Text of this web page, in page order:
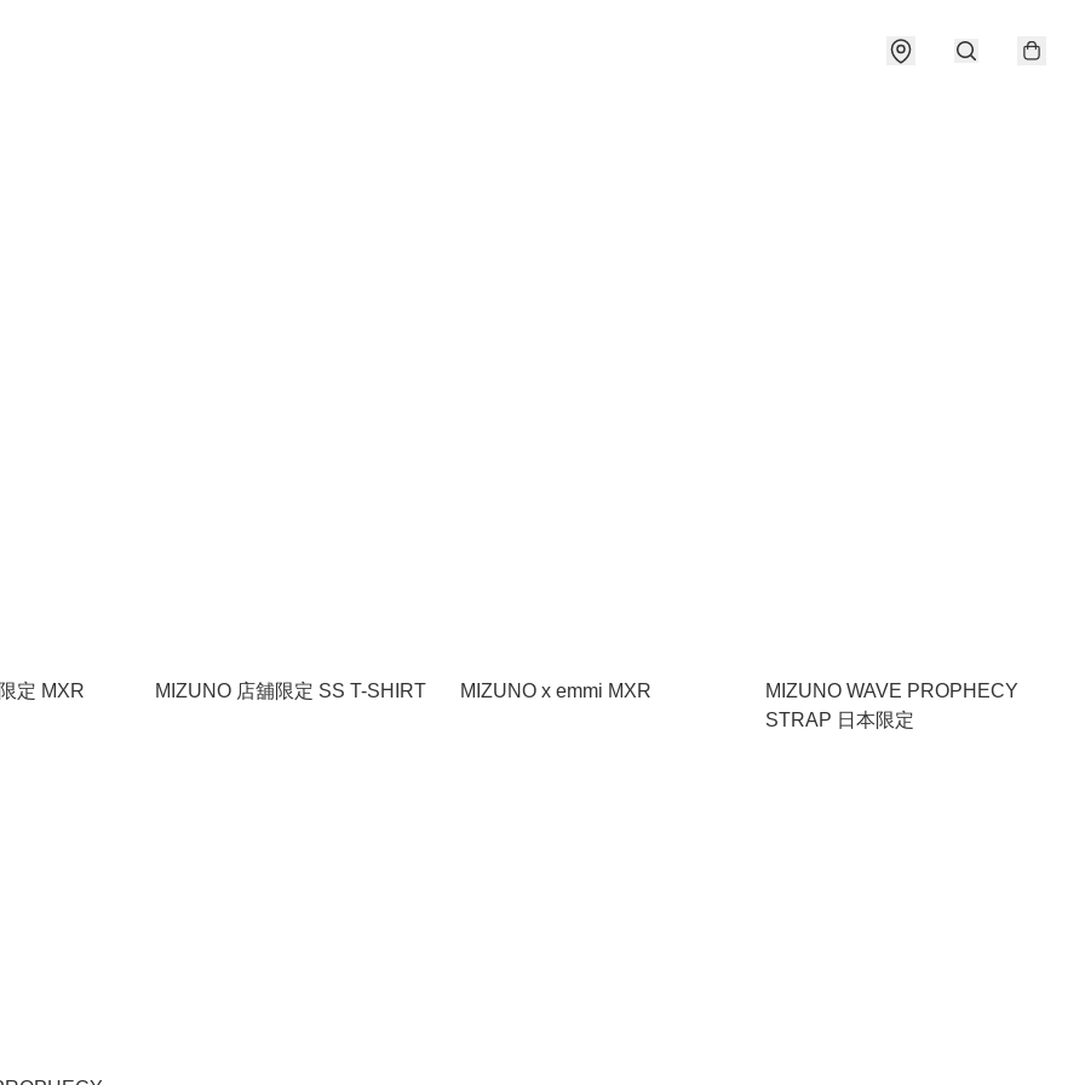
定 MXR MIZUNO 店舖限定 SS T-SHIRT MIZUNO x emmi MXR
MIZUNO WAVE PROPHECY
STRAP 日本限定